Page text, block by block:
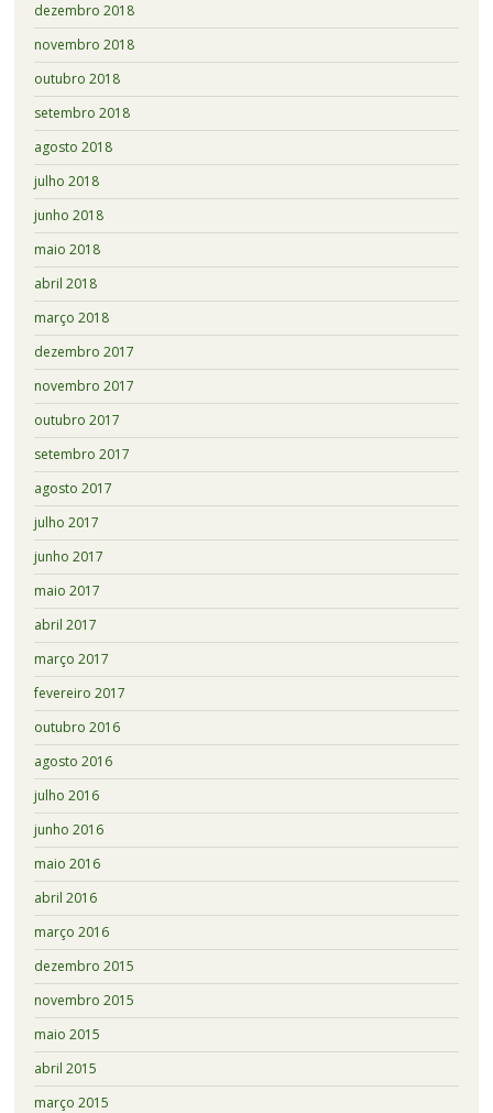
dezembro 2018
novembro 2018
outubro 2018
setembro 2018
agosto 2018
julho 2018
junho 2018
maio 2018
abril 2018
março 2018
dezembro 2017
novembro 2017
outubro 2017
setembro 2017
agosto 2017
julho 2017
junho 2017
maio 2017
abril 2017
março 2017
fevereiro 2017
outubro 2016
agosto 2016
julho 2016
junho 2016
maio 2016
abril 2016
março 2016
dezembro 2015
novembro 2015
maio 2015
abril 2015
março 2015